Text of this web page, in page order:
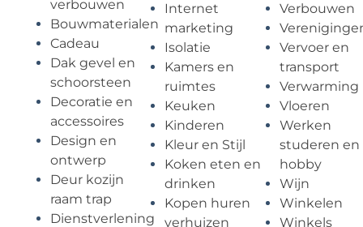
verbouwen
Bouwmaterialen
Cadeau
Dak gevel en
schoorsteen
Decoratie en
accessoires
Design en
ontwerp
Deur kozijn
raam trap
Dienstverlening
Internet
marketing
Isolatie
Kamers en
ruimtes
Keuken
Kinderen
Kleur en Stijl
Koken eten en
drinken
Kopen huren
verhuizen
Verbouwen
Vervoer en
transport
Verwarming
Vloeren
Werken
studeren en
hobby
Wijn
Winkelen
Winkels